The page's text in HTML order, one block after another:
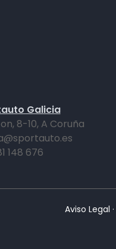
Galicia
8-10, A Coruña
148 676
Aviso Legal ·